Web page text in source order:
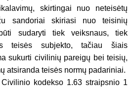
skirtingai nuo neteisėtų
sandoriai skiriasi nuo teisinių
sudaryti tiek veiksnaus, tiek
teisės subjekto, tačiau šiais
sukurti civilinių pareigų bei teisių,
atsiranda teisės normų padariniai.
kodekso 1.63 straipsnio 1